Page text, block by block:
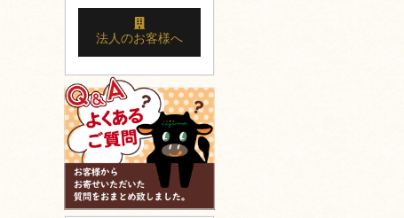
法人のお客様へ